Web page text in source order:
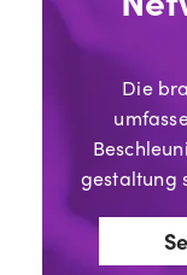
Die
gestaltung